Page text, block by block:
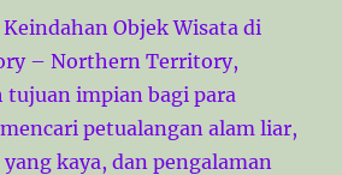
Objek Wisata di
– Northern Territory,
tujuan impian bagi para
petualangan alam liar,
kaya, dan pengalaman